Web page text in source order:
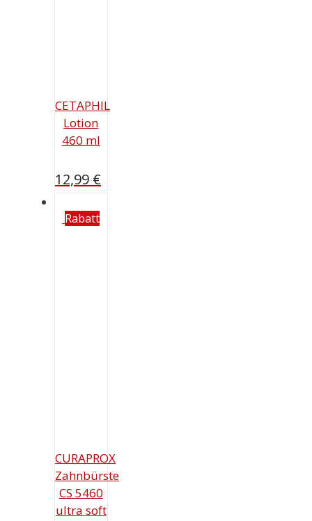
CETAPHIL
Lotion
460 ml
12,99 €
Rabatt
CURAPROX
Zahnbürste
CS 5460
ultra soft